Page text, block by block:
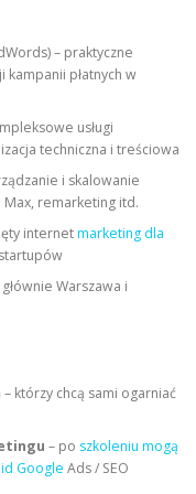
– praktyczne
płatnych w
usługi
techniczna i treściowa
i skalowanie
remarketing itd.
internetmarketing dla
głównie Warszawa i
– którzy chcą sami ogarniać
– po szkoleniu mogą
Google Ads / SEO